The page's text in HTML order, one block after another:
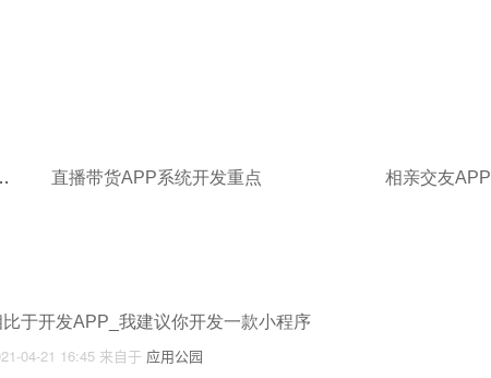
app需要多少钱 直播带货APP系统开发重点 相亲交友
比于开发APP_我建议你开发一款小程序
04-21 16:45 来自于 应用公园